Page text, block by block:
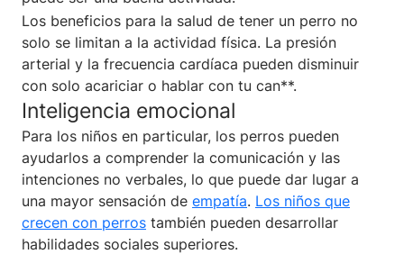
Los beneficios para la salud de tener un perro no
solo se limitan a la actividad física. La presión
arterial y la frecuencia cardíaca pueden disminuir
con solo acariciar o hablar con tu can**.
Inteligencia emocional
Para los niños en particular, los perros pueden
ayudarlos a comprender la comunicación y las
intenciones no verbales, lo que puede dar lugar a
una mayor sensación de empatía. Los niños que
crecen con perros también pueden desarrollar
habilidades sociales superiores.